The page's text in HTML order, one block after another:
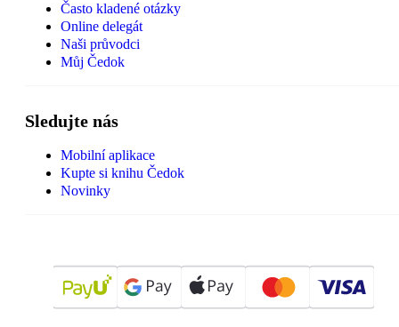
Často kladené otázky
Online delegát
Naši průvodci
Můj Čedok
Sledujte nás
Mobilní aplikace
Kupte si knihu Čedok
Novinky